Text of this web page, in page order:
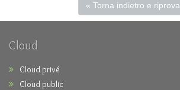
« Torna indietro e riprova
Cloud
Cloud privé
Cloud public